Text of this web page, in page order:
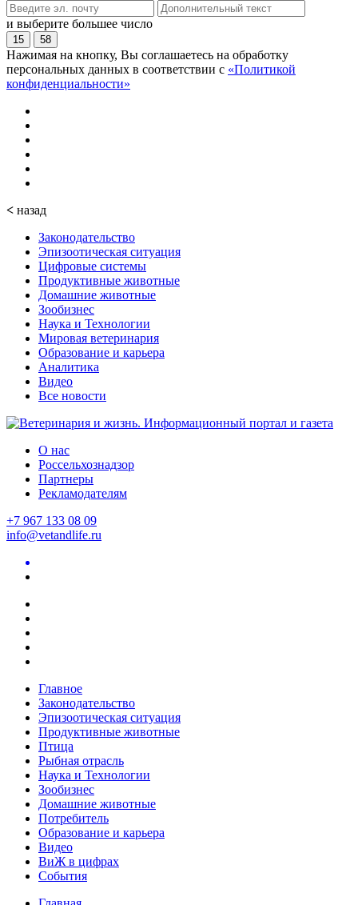
и выберите большее число
15 58
Нажимая на кнопку, Вы соглашаетесь на обработку
персональных данных в соответствии с «Политикой
конфиденциальности»
< назад
Законодательство
Эпизоотическая ситуация
Цифровые системы
Продуктивные животные
Домашние животные
Зообизнес
Наука и Технологии
Мировая ветеринария
Образование и карьера
Аналитика
Видео
Все новости
О нас
Россельхознадзор
Партнеры
Рекламодателям
+7 967 133 08 09
info@vetandlife.ru
Главное
Законодательство
Эпизоотическая ситуация
Продуктивные животные
Птица
Рыбная отрасль
Наука и Технологии
Зообизнес
Домашние животные
Потребитель
Образование и карьера
Видео
ВиЖ в цифрах
События